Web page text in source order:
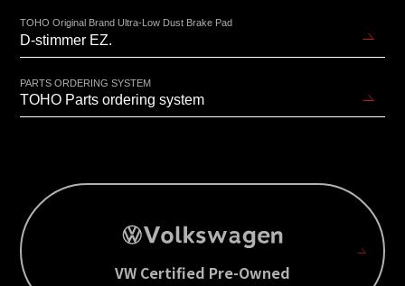
TOHO Original Brand Ultra-Low Dust Brake Pad
D-stimmer EZ.
PARTS ORDERING SYSTEM
TOHO Parts ordering system
VW Certified Pre-Owned